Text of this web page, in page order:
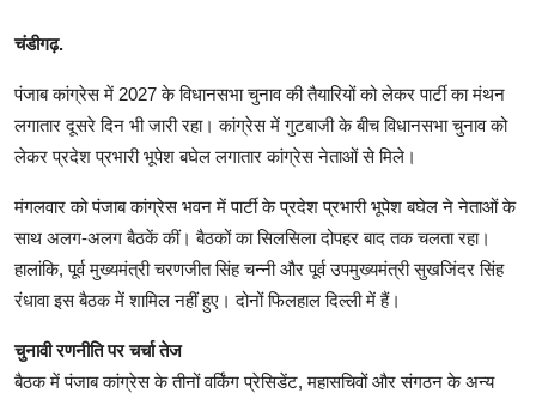
चंडीगढ़.
पंजाब कांग्रेस में 2027 के विधानसभा चुनाव की तैयारियों को लेकर पार्टी का मंथन
लगातार दूसरे दिन भी जारी रहा। कांग्रेस में गुटबाजी के बीच विधानसभा चुनाव को
लेकर प्रदेश प्रभारी भूपेश बघेल लगातार कांग्रेस नेताओं से मिले।
मंगलवार को पंजाब कांग्रेस भवन में पार्टी के प्रदेश प्रभारी भूपेश बघेल ने नेताओं के
साथ अलग-अलग बैठकें कीं। बैठकों का सिलसिला दोपहर बाद तक चलता रहा।
हालांकि, पूर्व मुख्यमंत्री चरणजीत सिंह चन्नी और पूर्व उपमुख्यमंत्री सुखजिंदर सिंह
रंधावा इस बैठक में शामिल नहीं हुए। दोनों फिलहाल दिल्ली में हैं।
चुनावी रणनीति पर चर्चा तेज
बैठक में पंजाब कांग्रेस के तीनों वर्किंग प्रेसिडेंट, महासचिवों और संगठन के अन्य